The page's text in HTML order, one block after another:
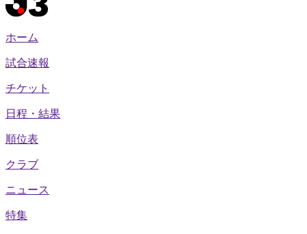
ホーム
試合速報
チケット
日程・結果
順位表
クラブ
ニュース
特集